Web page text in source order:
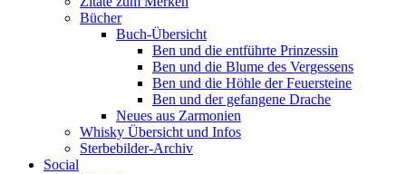
Bücher
Buch-Übersicht
Ben und die entführte Prinzessin
Ben und die Blume des Vergessens
Ben und die Höhle der Feuersteine
Ben und der gefangene Drache
Neues aus Zarmonien
Whisky Übersicht und Infos
Sterbebilder-Archiv
Social